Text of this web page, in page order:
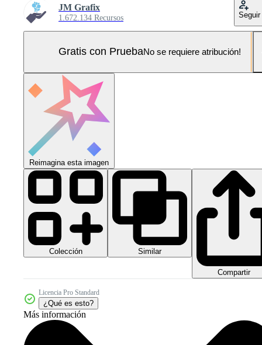
JM Grafix
1.672.134 Recursos Seguir
Gratis con PruebaNo se requiere atribución!
Reimagina esta imagen
Colección Similar
Compartir
Licencia Pro Standard
¿Qué es esto?
Más información